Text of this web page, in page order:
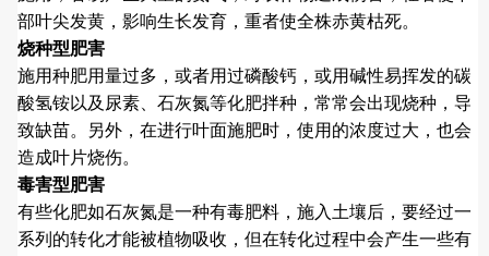
部叶尖发黄，影响生长发育，重者使全株赤黄枯死。
烧种型肥害
施用种肥用量过多，或者用过磷酸钙，或用碱性易挥发的碳
酸氢铵以及尿素、石灰氮等化肥拌种，常常会出现烧种，导
致缺苗。另外，在进行叶面施肥时，使用的浓度过大，也会
造成叶片烧伤。
毒害型肥害
有些化肥如石灰氮是一种有毒肥料，施入土壤后，要经过一
系列的转化才能被植物吸收，但在转化过程中会产生一些有